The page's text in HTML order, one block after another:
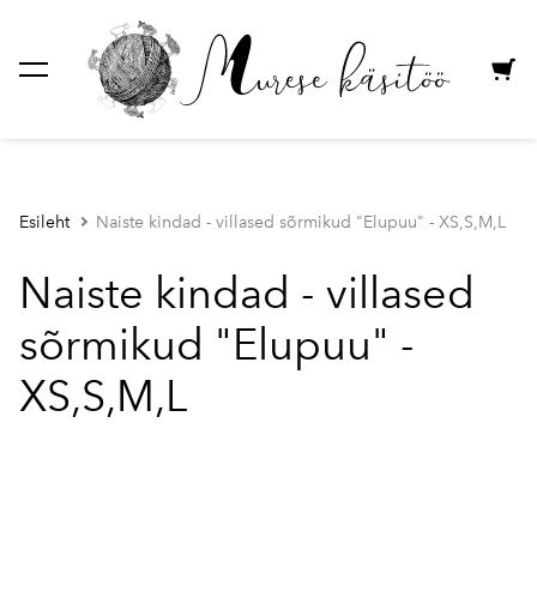
lisati ostukorvi. Vaata ostukorvi
Esileht Naiste kindad - villased sõrmikud "Elupuu" - XS,S,M,L
Naiste kindad - villased
sõrmikud "Elupuu" -
XS,S,M,L